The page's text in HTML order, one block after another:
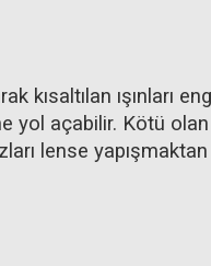
ışınları
yol açabilir. Kötü
lense yapışmaktan